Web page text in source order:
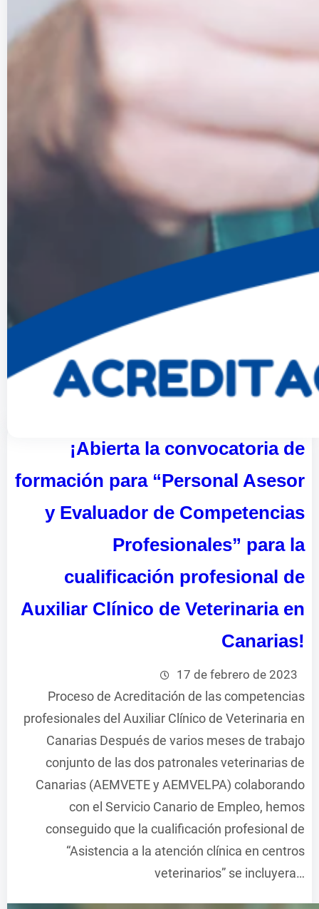
¡Abierta la convocatoria de
formación para “Personal Asesor
y Evaluador de Competencias
Profesionales” para la
cualificación profesional de
Auxiliar Clínico de Veterinaria en
Canarias!
17 de febrero de 2023
Proceso de Acreditación de las competencias
profesionales del Auxiliar Clínico de Veterinaria en
Canarias Después de varios meses de trabajo
conjunto de las dos patronales veterinarias de
Canarias (AEMVETE y AEMVELPA) colaborando
con el Servicio Canario de Empleo, hemos
conseguido que la cualificación profesional de
“Asistencia a la atención clínica en centros
veterinarios” se incluyera…